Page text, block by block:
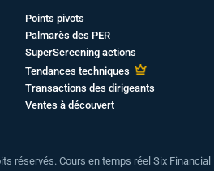
Points pivots
Palmarès des PER
SuperScreening actions
Tendances techniques
Transactions des dirigeants
Ventes à découvert
réservés. Cours en temps réel Six